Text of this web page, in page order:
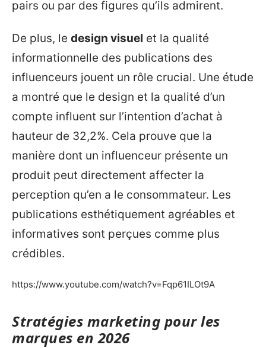
pairs ou par des figures qu’ils admirent.
De plus, le design visuel et la qualité
informationnelle des publications des
influenceurs jouent un rôle crucial. Une étude
a montré que le design et la qualité d’un
compte influent sur l’intention d’achat à
hauteur de 32,2%. Cela prouve que la
manière dont un influenceur présente un
produit peut directement affecter la
perception qu’en a le consommateur. Les
publications esthétiquement agréables et
informatives sont perçues comme plus
crédibles.
https://www.youtube.com/watch?v=Fqp61ILOt9A
Stratégies marketing pour les
marques en 2026